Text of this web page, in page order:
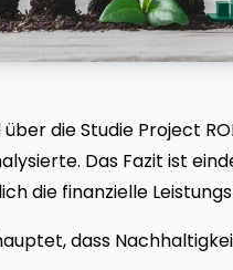
die Studie Project
Das Fazit ist
die finanzielle
dass